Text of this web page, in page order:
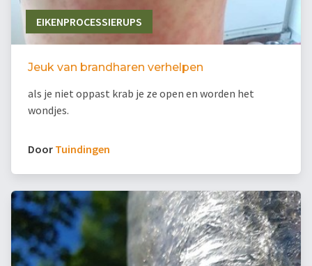
EIKENPROCESSIERUPS
Jeuk van brandharen verhelpen
als je niet oppast krab je ze open en worden het
wondjes.
Door Tuindingen